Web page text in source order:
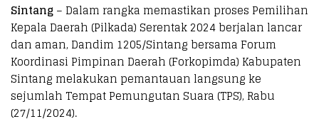
Sintang– Dalam rangka memastikan proses Pemilihan
Kepala Daerah (Pilkada) Serentak 2024 berjalan lancar
dan aman, Dandim 1205/Sintang bersama Forum
Koordinasi Pimpinan Daerah (Forkopimda) Kabupaten
Sintang melakukan pemantauan langsung ke
sejumlah Tempat Pemungutan Suara (TPS), Rabu
(27/11/2024).